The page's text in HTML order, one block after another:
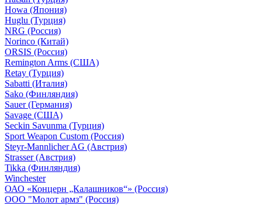
Howa (Япония)
Huglu (Турция)
NRG (Россия)
Norinco (Китай)
ORSIS (Россия)
Remington Arms (США)
Retay (Турция)
Sabatti (Италия)
Sako (Финляндия)
Sauer (Германия)
Savage (США)
Seckin Savunma (Турция)
Sport Weapon Custom (Россия)
Steyr-Mannlicher AG (Австрия)
Strasser (Австрия)
Tikka (Финляндия)
Winchester
ОАО «Концерн „Калашников“» (Россия)
ООО "Молот армз" (Россия)